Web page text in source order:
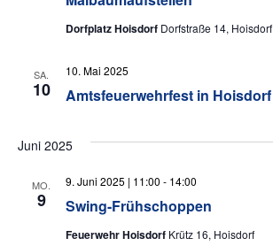
Dorfplatz Hoisdorf Dorfstraße 14, Hoisdorf
SA.
10 Amtsfeuerwehrfest in Hoisdorf
10. Mai 2025
Juni 2025
MO.
9 Swing-Frühschoppen
9. Juni 2025 | 11:00 - 14:00
Feuerwehr Hoisdorf Krütz 16, Hoisdorf